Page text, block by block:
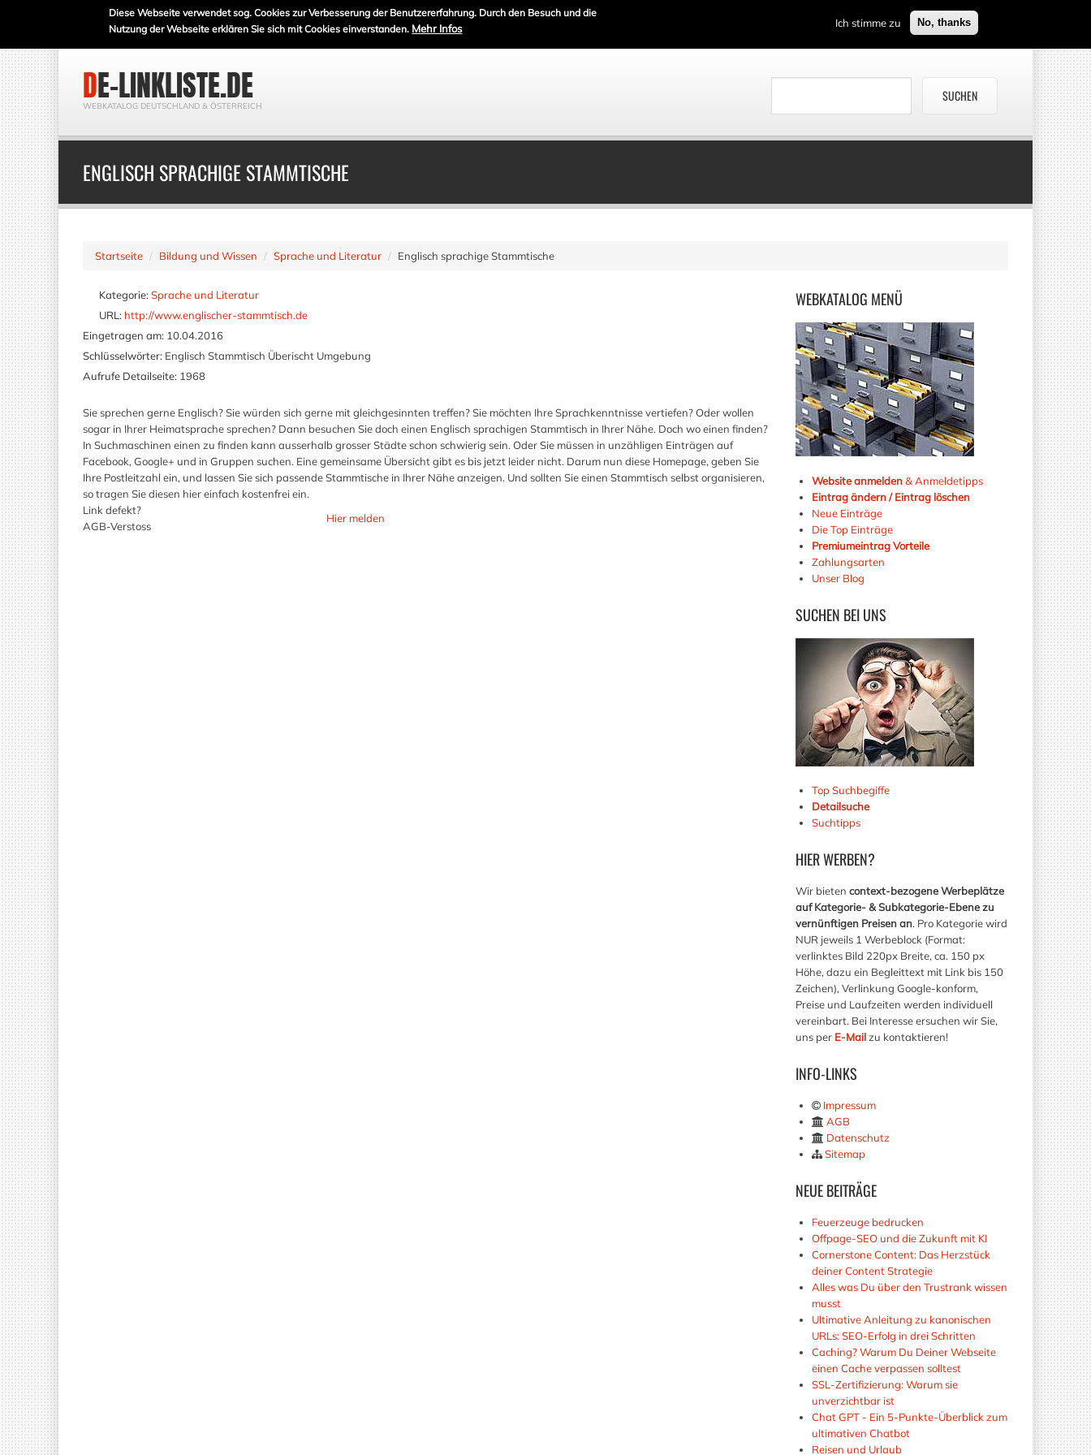
Diese Webseite verwendet sog. Cookies zur Verbesserung der Benutzererfahrung. Durch den Besuch und die
Nutzung der Webseite erklären Sie sich mit Cookies einverstanden. Mehr Infos Ich stimme zu No, thanks
DE-LINKLISTE.DE
WEBKATALOG DEUTSCHLAND & ÖSTERREICH
ENGLISCH SPRACHIGE STAMMTISCHE
Startseite Bildung und Wissen Sprache und Literatur Englisch sprachige Stammtische
WEBKATALOG MENÜ
Website anmelden& Anmeldetipps
Eintrag ändern / Eintrag löschen
Neue Einträge
Die Top Einträge
Premiumeintrag Vorteile
Zahlungsarten
Unser Blog
SUCHEN BEI UNS
Top Suchbegiffe
Detailsuche
Suchtipps
HIERWERBEN?
Wir bieten context-bezogene Werbeplätze
auf Kategorie- & Subkategorie-Ebene zu
vernünftigen Preisen an. Pro Kategorie wird
NUR jeweils 1 Werbeblock (Format:
verlinktes Bild 220px Breite, ca. 150 px
Höhe, dazu ein Begleittext mit Link bis 150
Zeichen), Verlinkung Google-konform,
Preise und Laufzeiten werden individuell
vereinbart. Bei Interesse ersuchen wir Sie,
uns per E-Mailzu kontaktieren!
INFO-LINKS
Impressum
AGB
Datenschutz
Sitemap
NEUEBEITRÄGE
Feuerzeuge bedrucken
Offpage-SEO und die Zukunft mit KI
Cornerstone Content: Das Herzstück
deiner Content Strategie
Alles was Du über den Trustrank wissen
musst
Ultimative Anleitung zu kanonischen
URLs: SEO-Erfolg in drei Schritten
Caching? Warum Du Deiner Webseite
einen Cache verpassen solltest
SSL-Zertifizierung: Warum sie
unverzichtbar ist
Chat GPT - Ein 5-Punkte-Überblick zum
ultimativen Chatbot
Reisen und Urlaub
Kategorie: Sprache und Literatur
URL: http://www.englischer-stammtisch.de
Eingetragen am: 10.04.2016
Schlüsselwörter: Englisch Stammtisch Überischt Umgebung
Aufrufe Detailseite: 1968
Sie sprechen gerne Englisch? Sie würden sich gerne mit gleichgesinnten treffen? Sie möchten Ihre Sprachkenntnisse vertiefen? Oder wollen
sogar in Ihrer Heimatsprache sprechen? Dann besuchen Sie doch einen Englisch sprachigen Stammtisch in Ihrer Nähe. Doch wo einen finden?
In Suchmaschinen einen zu finden kann ausserhalb grosser Städte schon schwierig sein. Oder Sie müssen in unzähligen Einträgen auf
Facebook, Google+ und in Gruppen suchen. Eine gemeinsame Übersicht gibt es bis jetzt leider nicht. Darum nun diese Homepage, geben Sie
Ihre Postleitzahl ein, und lassen Sie sich passende Stammtische in Ihrer Nähe anzeigen. Und sollten Sie einen Stammtisch selbst organisieren,
so tragen Sie diesen hier einfach kostenfrei ein.
Link defekt?
AGB-Verstoss
Hier melden